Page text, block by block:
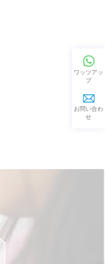
ワッツアッ
プ
お問い合わ
せ